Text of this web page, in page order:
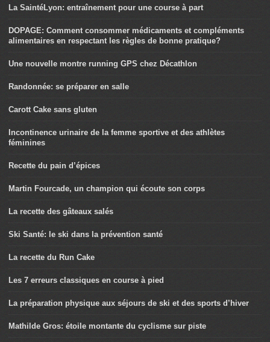
La SaintéLyon: entraînement pour une course à part
DOPAGE: Comment consommer médicaments et compléments
alimentaires en respectant les règles de bonne pratique?
Une nouvelle montre running GPS chez Décathlon
Randonnée: se préparer en salle
Carott Cake sans gluten
Incontinence urinaire de la femme sportive et des athlètes
féminines
Recette du pain d’épices
Martin Fourcade, un champion qui écoute son corps
La recette des gâteaux salés
Ski Santé: le ski dans la prévention santé
La recette du Run Cake
Les 7 erreurs classiques en course à pied
La préparation physique aux séjours de ski et des sports d’hiver
Mathilde Gros: étoile montante du cyclisme sur piste